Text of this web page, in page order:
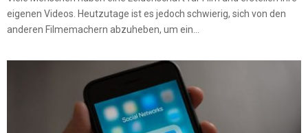
eigenen Videos. Heutzutage ist es jedoch schwierig, sich von den
anderen Filmemachern abzuheben, um ein...